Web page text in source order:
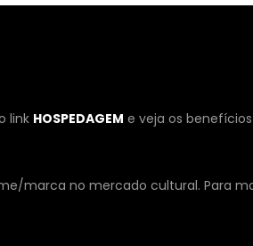
link HOSPEDAGEM e veja os
marca no mercado cultural. Para